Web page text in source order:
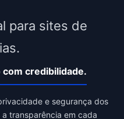
para sites de
com credibilidade.
e segurança dos
a transparência em cada